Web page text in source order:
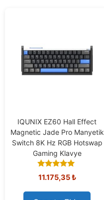
IQUNIX EZ60 Hall Effect
Magnetic Jade Pro Manyetik
Switch 8K Hz RGB Hotswap
Gaming Klavye
5.00
out of 5
11.175,35₺